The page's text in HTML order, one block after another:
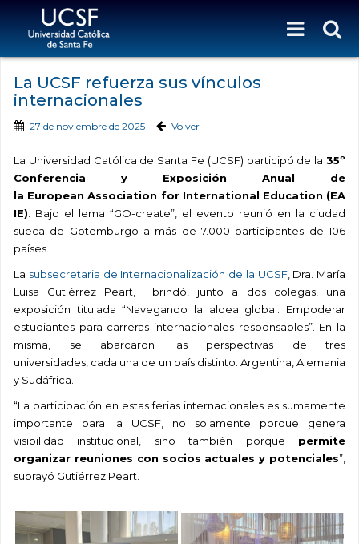
La UCSF refuerza sus vínculos
internacionales
27 de noviembre de 2025 Volver
La Universidad Católica de Santa Fe (UCSF) participó de la 35º
Conferencia y Exposición Anual de
la European Association for International Education (EA
IE) . Bajo el lema “GO-create”, el evento reunió en la ciudad
sueca de Gotemburgo a más de 7.000 participantes de 106
países.
La subsecretaria de Internacionalización de la UCSF, Dra. María
Luisa Gutiérrez Peart, brindó, junto a dos colegas, una
exposición titulada “Navegando la aldea global: Empoderar
estudiantes para carreras internacionales responsables”. En la
misma, se abarcaron las perspectivas de tres
universidades, cada una de un país distinto: Argentina, Alemania
y Sudáfrica.
“La participación en estas ferias internacionales es sumamente
importante para la UCSF, no solamente porque genera
visibilidad institucional, sino también porque permite
organizar reuniones con socios actuales y potenciales”,
subrayó Gutiérrez Peart.